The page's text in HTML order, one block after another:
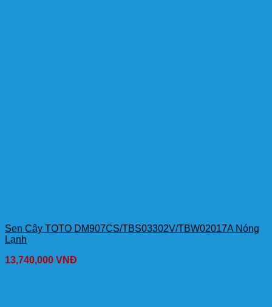
Sen Cây TOTO DM907CS/TBS03302V/TBW02017A Nóng
Lạnh
13,740,000 VNĐ